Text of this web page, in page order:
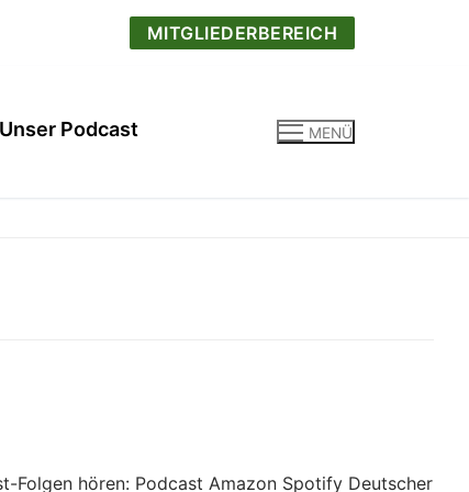
MITGLIEDERBEREICH
Unser Podcast MENÜ
Folgen hören: Podcast Amazon Spotify Deutscher